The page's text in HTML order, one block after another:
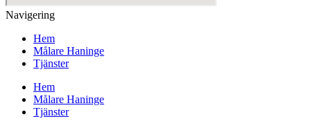
Navigering
Hem
Målare Haninge
Tjänster
Hem
Målare Haninge
Tjänster